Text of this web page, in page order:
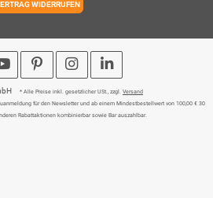
WIDERRUFEN
* Alle Preise inkl. gesetzlicher USt., zzgl. Versand
für den Newsletter und ab einem Mindestbestellwert von 100,00 € 30
Rabattaktionen kombinierbar sowie Bar auszahlbar.